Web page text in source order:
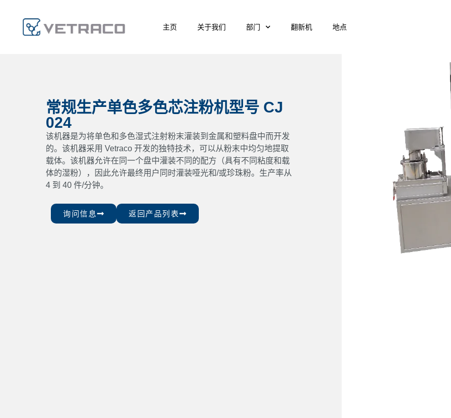
主页 关于我们 部门 翻新机 地点
常规生产单色多色芯注粉机型号 CJ
024
该机器是为将单色和多色湿式注射粉末灌装到金属和塑料盘中而开发
的。该机器采用 Vetraco 开发的独特技术，可以从粉末中均匀地提取
载体。该机器允许在同一个盘中灌装不同的配方（具有不同粘度和载
体的湿粉），因此允许最终用户同时灌装哑光和/或珍珠粉。生产率从
4 到 40 件/分钟。
询问信息 返回产品列表